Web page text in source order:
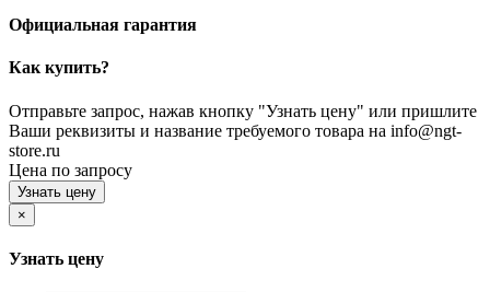
Официальная гарантия
Как купить?
Отправьте запрос, нажав кнопку "Узнать цену" или пришлите
Ваши реквизиты и название требуемого товара на info@ngt-
store.ru
Цена по запросу
Узнать цену
×
Узнать цену